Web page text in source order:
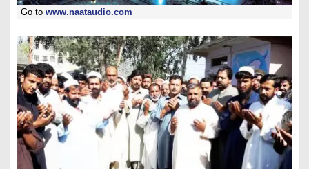
Go to www.naataudio.com